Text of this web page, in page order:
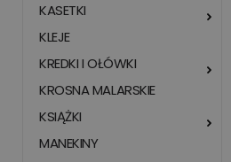
KASETKI
KLEJE
KREDKI I OŁÓWKI
KROSNA MALARSKIE
KSIĄŻKI
MANEKINY